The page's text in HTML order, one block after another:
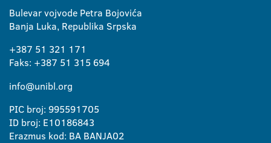
Bulevar vojvode Petra Bojovića
Banja Luka, Republika Srpska
+387 51 321 171
Faks: +387 51 315 694
info@unibl.org
PIC broj: 995591705
ID broj: E10186843
Erazmus kod: BA BANJA02